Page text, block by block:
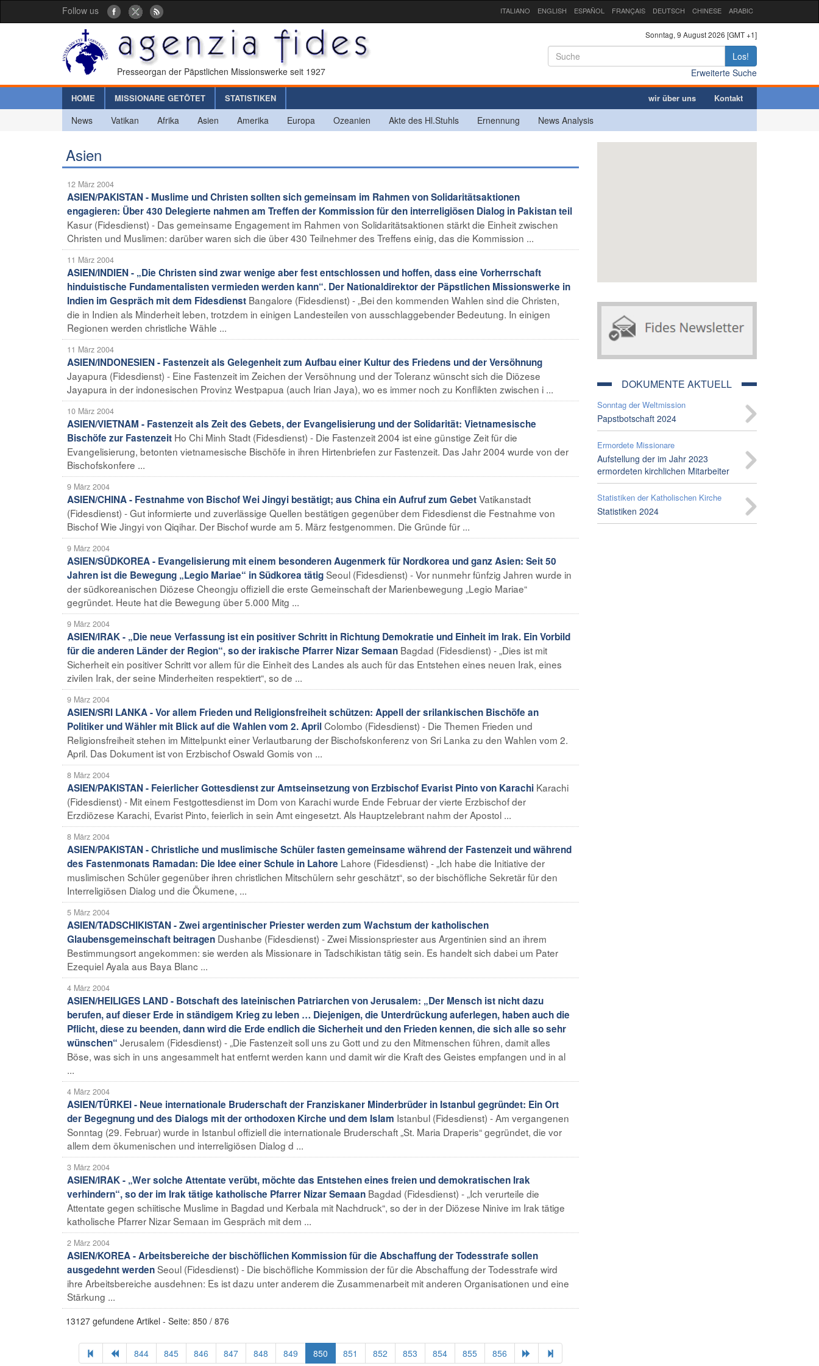
Follow us ITALIANO ENGLISH ESPAÑOL FRANÇAIS DEUTSCH CHINESE ARABIC
Presseorgan der Päpstlichen Missionswerke seit 1927
Sonntag, 9 August 2026 [GMT +1]
Los!
Erweiterte Suche
HOME MISSIONARE GETÖTET STATISTIKEN wir über uns Kontakt
News Vatikan Afrika Asien Amerika Europa Ozeanien Akte des Hl.Stuhls Ernennung News Analysis
Asien
12 März 2004
ASIEN/PAKISTAN - Muslime und Christen sollten sich gemeinsam im Rahmen von Solidaritätsaktionen
engagieren: Über 430 Delegierte nahmen am Treffen der Kommission für den interreligiösen Dialog in Pakistan teil
Kasur (Fidesdienst) - Das gemeinsame Engagement im Rahmen von Solidaritätsaktionen stärkt die Einheit zwischen
Christen und Muslimen: darüber waren sich die über 430 Teilnehmer des Treffens einig, das die Kommission ...
11 März 2004
ASIEN/INDIEN - „Die Christen sind zwar wenige aber fest entschlossen und hoffen, dass eine Vorherrschaft
hinduistische Fundamentalisten vermieden werden kann“. Der Nationaldirektor der Päpstlichen Missionswerke in
Indien im Gespräch mit dem Fidesdienst Bangalore (Fidesdienst) - „Bei den kommenden Wahlen sind die Christen,
die in Indien als Minderheit leben, trotzdem in einigen Landesteilen von ausschlaggebender Bedeutung. In einigen
Regionen werden christliche Wähle ...
11 März 2004
ASIEN/INDONESIEN - Fastenzeit als Gelegenheit zum Aufbau einer Kultur des Friedens und der Versöhnung
Jayapura (Fidesdienst) - Eine Fastenzeit im Zeichen der Versöhnung und der Toleranz wünscht sich die Diözese
Jayapura in der indonesischen Provinz Westpapua (auch Irian Jaya), wo es immer noch zu Konflikten zwischen i ...
10 März 2004
ASIEN/VIETNAM - Fastenzeit als Zeit des Gebets, der Evangelisierung und der Solidarität: Vietnamesische
Bischöfe zur Fastenzeit Ho Chi Minh Stadt (Fidesdienst) - Die Fastenzeit 2004 ist eine günstige Zeit für die
Evangelisierung, betonten vietnamesische Bischöfe in ihren Hirtenbriefen zur Fastenzeit. Das Jahr 2004 wurde von der
Bischofskonfere ...
9 März 2004
ASIEN/CHINA - Festnahme von Bischof Wei Jingyi bestätigt; aus China ein Aufruf zum GebetVatikanstadt
(Fidesdienst) - Gut informierte und zuverlässige Quellen bestätigen gegenüber dem Fidesdienst die Festnahme von
Bischof Wie Jingyi von Qiqihar. Der Bischof wurde am 5. März festgenommen. Die Gründe für ...
9 März 2004
ASIEN/SÜDKOREA - Evangelisierung mit einem besonderen Augenmerk für Nordkorea und ganz Asien: Seit 50
Jahren ist die Bewegung „Legio Mariae“ in Südkorea tätigSeoul (Fidesdienst) - Vor nunmehr fünfzig Jahren wurde in
der südkoreanischen Diözese Cheongju offiziell die erste Gemeinschaft der Marienbewegung „Legio Mariae“
gegründet. Heute hat die Bewegung über 5.000 Mitg ...
9 März 2004
ASIEN/IRAK - „Die neue Verfassung ist ein positiver Schritt in Richtung Demokratie und Einheit im Irak. Ein Vorbild
für die anderen Länder der Region“, so der irakische Pfarrer Nizar Semaan Bagdad (Fidesdienst) - „Dies ist mit
Sicherheit ein positiver Schritt vor allem für die Einheit des Landes als auch für das Entstehen eines neuen Irak, eines
zivilen Irak, der seine Minderheiten respektiert“, so de ...
9 März 2004
ASIEN/SRI LANKA - Vor allem Frieden und Religionsfreiheit schützen: Appell der srilankischen Bischöfe an
Politiker und Wähler mit Blick auf die Wahlen vom 2. AprilColombo (Fidesdienst) - Die Themen Frieden und
Religionsfreiheit stehen im Mittelpunkt einer Verlautbarung der Bischofskonferenz von Sri Lanka zu den Wahlen vom 2.
April. Das Dokument ist von Erzbischof Oswald Gomis von ...
8 März 2004
ASIEN/PAKISTAN - Feierlicher Gottesdienst zur Amtseinsetzung von Erzbischof Evarist Pinto von Karachi Karachi
(Fidesdienst) - Mit einem Festgottesdienst im Dom von Karachi wurde Ende Februar der vierte Erzbischof der
Erzdiözese Karachi, Evarist Pinto, feierlich in sein Amt eingesetzt. Als Hauptzelebrant nahm der Apostol ...
8 März 2004
ASIEN/PAKISTAN - Christliche und muslimische Schüler fasten gemeinsame während der Fastenzeit und während
des Fastenmonats Ramadan: Die Idee einer Schule in Lahore Lahore (Fidesdienst) - „Ich habe die Initiative der
muslimischen Schüler gegenüber ihren christlichen Mitschülern sehr geschätzt“, so der bischöfliche Sekretär für den
Interreligiösen Dialog und die Ökumene, ...
5 März 2004
ASIEN/TADSCHIKISTAN - Zwei argentinischer Priester werden zum Wachstum der katholischen
Glaubensgemeinschaft beitragen Dushanbe (Fidesdienst) - Zwei Missionspriester aus Argentinien sind an ihrem
Bestimmungsort angekommen: sie werden als Missionare in Tadschikistan tätig sein. Es handelt sich dabei um Pater
Ezequiel Ayala aus Baya Blanc ...
4 März 2004
ASIEN/HEILIGES LAND - Botschaft des lateinischen Patriarchen von Jerusalem: „Der Mensch ist nicht dazu
berufen, auf dieser Erde in ständigem Krieg zu leben … Diejenigen, die Unterdrückung auferlegen, haben auch die
Pflicht, diese zu beenden, dann wird die Erde endlich die Sicherheit und den Frieden kennen, die sich alle so sehr
wünschen“ Jerusalem (Fidesdienst) - „Die Fastenzeit soll uns zu Gott und zu den Mitmenschen führen, damit alles
Böse, was sich in uns angesammelt hat entfernt werden kann und damit wir die Kraft des Geistes empfangen und in al
...
4 März 2004
ASIEN/TÜRKEI - Neue internationale Bruderschaft der Franziskaner Minderbrüder in Istanbul gegründet: Ein Ort
der Begegnung und des Dialogs mit der orthodoxen Kirche und dem Islam Istanbul (Fidesdienst) - Am vergangenen
Sonntag (29. Februar) wurde in Istanbul offiziell die internationale Bruderschaft „St. Maria Draperis“ gegründet, die vor
allem dem ökumenischen und interreligiösen Dialog d ...
3 März 2004
ASIEN/IRAK - „Wer solche Attentate verübt, möchte das Entstehen eines freien und demokratischen Irak
verhindern“, so der im Irak tätige katholische Pfarrer Nizar Semaan Bagdad (Fidesdienst) - „Ich verurteile die
Attentate gegen schiitische Muslime in Bagdad und Kerbala mit Nachdruck“, so der in der Diözese Ninive im Irak tätige
katholische Pfarrer Nizar Semaan im Gespräch mit dem ...
2 März 2004
ASIEN/KOREA - Arbeitsbereiche der bischöflichen Kommission für die Abschaffung der Todesstrafe sollen
ausgedehnt werdenSeoul (Fidesdienst) - Die bischöfliche Kommission der für die Abschaffung der Todesstrafe wird
ihre Arbeitsbereiche ausdehnen: Es ist dazu unter anderem die Zusammenarbeit mit anderen Organisationen und eine
Stärkung ...
13127 gefundene Artikel - Seite: 850 / 876
844 845 846 847 848 849 850 851 852 853 854 855 856
DOKUMENTE AKTUELL
Sonntag der Weltmission
Papstbotschaft 2024
Ermordete Missionare
Aufstellung der im Jahr 2023
ermordeten kirchlichen Mitarbeiter
Statistiken der Katholischen Kirche
Statistiken 2024